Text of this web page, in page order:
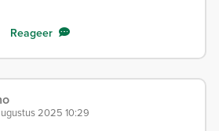
Reageer
2025 10:29